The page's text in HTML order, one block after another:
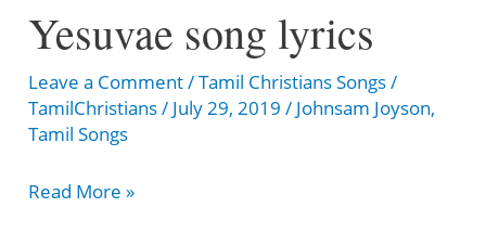
Ennai
Yesuvae song lyrics
Leave a Comment/Tamil Christians Songs/
TamilChristians/ July 29, 2019/ Johnsam Joyson,
Tamil Songs
Ennodirukkum
Read More »